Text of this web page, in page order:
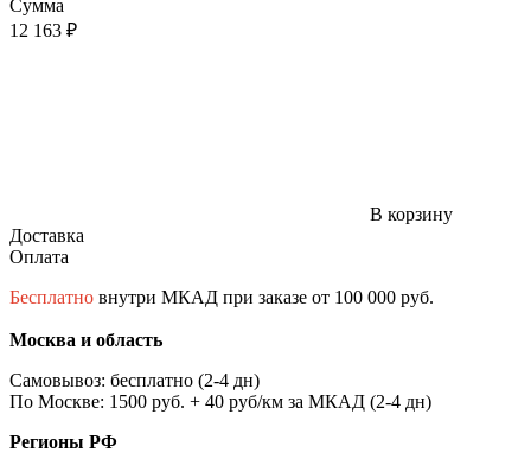
Сумма
12 163 ₽
В корзину
Доставка
Оплата
Бесплатно внутри МКАД при заказе от 100 000 руб.
Москва и область
Самовывоз: бесплатно (2-4 дн)
По Москве: 1500 руб. + 40 руб/км за МКАД (2-4 дн)
Регионы РФ